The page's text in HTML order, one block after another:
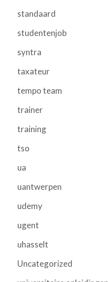
standaard
studentenjob
syntra
taxateur
tempo team
trainer
training
tso
ua
uantwerpen
udemy
ugent
uhasselt
Uncategorized